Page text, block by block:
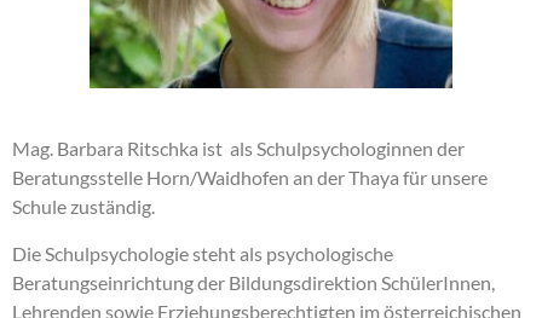
Mag. Barbara Ritschka ist als Schulpsychologinnen der
Beratungsstelle Horn/Waidhofen an der Thaya für unsere
Schule zuständig.
Die Schulpsychologie steht als psychologische
Beratungseinrichtung der Bildungsdirektion SchülerInnen,
Lehrenden sowie Erziehungsberechtigten im österreichischen